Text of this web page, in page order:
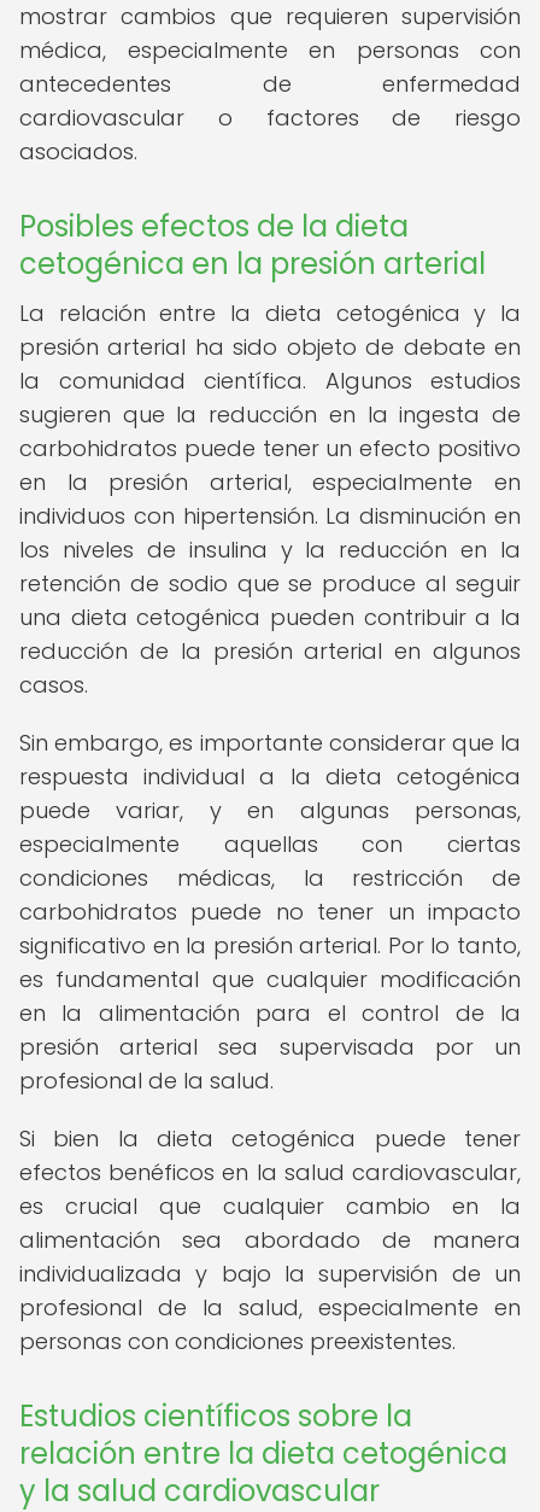
mostrar cambios que requieren supervisión
médica, especialmente en personas con
antecedentes de enfermedad
cardiovascular o factores de riesgo
asociados.
Posibles efectos de la dieta
cetogénica en la presión arterial
La relación entre la dieta cetogénica y la
presión arterial ha sido objeto de debate en
la comunidad científica. Algunos estudios
sugieren que la reducción en la ingesta de
carbohidratos puede tener un efecto positivo
en la presión arterial, especialmente en
individuos con hipertensión. La disminución en
los niveles de insulina y la reducción en la
retención de sodio que se produce al seguir
una dieta cetogénica pueden contribuir a la
reducción de la presión arterial en algunos
casos.
Sin embargo, es importante considerar que la
respuesta individual a la dieta cetogénica
puede variar, y en algunas personas,
especialmente aquellas con ciertas
condiciones médicas, la restricción de
carbohidratos puede no tener un impacto
significativo en la presión arterial. Por lo tanto,
es fundamental que cualquier modificación
en la alimentación para el control de la
presión arterial sea supervisada por un
profesional de la salud.
Si bien la dieta cetogénica puede tener
efectos benéficos en la salud cardiovascular,
es crucial que cualquier cambio en la
alimentación sea abordado de manera
individualizada y bajo la supervisión de un
profesional de la salud, especialmente en
personas con condiciones preexistentes.
Estudios científicos sobre la
relación entre la dieta cetogénica
y la salud cardiovascular